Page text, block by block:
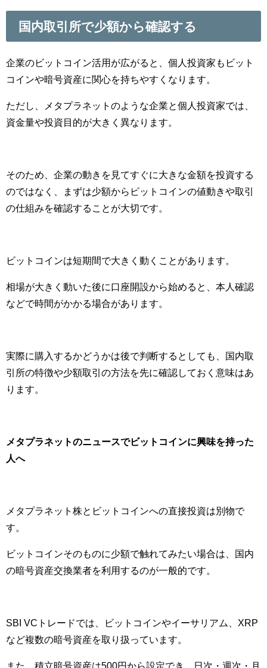
国内取引所で少額から確認する
企業のビットコイン活用が広がると、個人投資家もビット
コインや暗号資産に関心を持ちやすくなります。
ただし、メタプラネットのような企業と個人投資家では、
資金量や投資目的が大きく異なります。
そのため、企業の動きを見てすぐに大きな金額を投資する
のではなく、まずは少額からビットコインの値動きや取引
の仕組みを確認することが大切です。
ビットコインは短期間で大きく動くことがあります。
相場が大きく動いた後に口座開設から始めると、本人確認
などで時間がかかる場合があります。
実際に購入するかどうかは後で判断するとしても、国内取
引所の特徴や少額取引の方法を先に確認しておく意味はあ
ります。
メタプラネットのニュースでビットコインに興味を持った
人へ
メタプラネット株とビットコインへの直接投資は別物で
す。
ビットコインそのものに少額で触れてみたい場合は、国内
の暗号資産交換業者を利用するのが一般的です。
SBI VCトレードでは、ビットコインやイーサリアム、XRP
など複数の暗号資産を取り扱っています。
また、積立暗号資産は500円から設定でき、日次・週次・月